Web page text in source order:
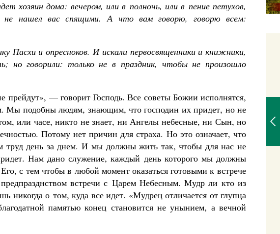
хозяин дома: вечером, или в полночь, или в пение петухов,
не нашел вас спящими. А что вам говорю, говорю всем:
Пасхи и опресноков. И искали первосвященники и книжники,
но говорили: только не в праздник, чтобы не произошло
прейдут», — говорит Господь. Все советы Божии исполнятся,
Мы подобны людям, знающим, что господин их придет, но не
или часе, никто не знает, ни Ангелы небесные, ни Сын, но
Потому нет причин для страха. Но это означает, что
день за днем. И мы должны жить так, чтобы для нас не
Нам дано служение, каждый день которого мы должны
с тем чтобы в любой момент оказаться готовыми к встрече
встречи с Царем Небесным. Мудр ли кто из
никогда о том, куда все идет. «Мудрец отличается от глупца
памятью конец становится не унынием, а вечной
Как найти своё место в жизни
Кирилл Мурышев
Великомученик Георгий Победоносец. Научись у
святого
Роман Котов